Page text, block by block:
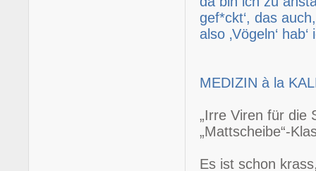
gef*ckt‘, das
also ‚Vögeln‘
MEDIZIN à la
„Irre Viren für die
„Mattscheibe“-
Es ist schon